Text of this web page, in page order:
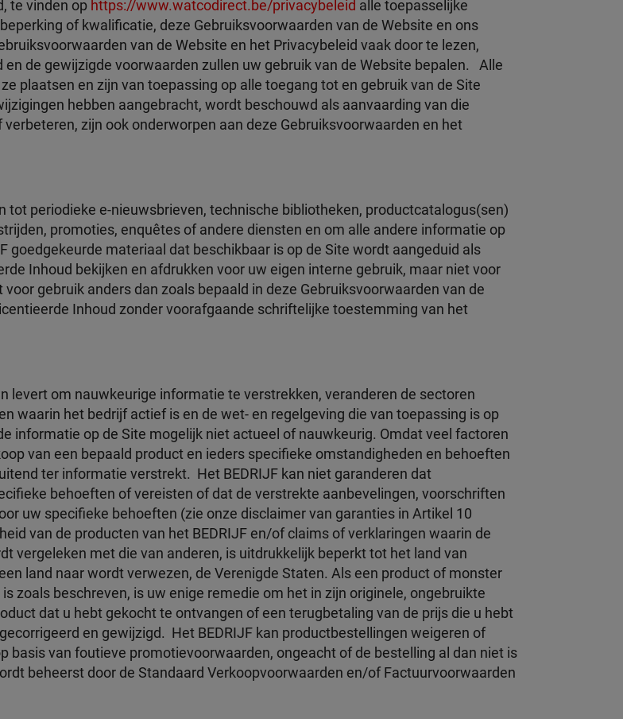
te vinden op https://www.watcodirect.be/privacybeleid alle toepasselijke
of kwalificatie, deze Gebruiksvoorwaarden van de Website en ons
van de Website en het Privacybeleid vaak door te lezen,
de gewijzigde voorwaarden zullen uw gebruik van de Website bepalen. Alle
plaatsen en zijn van toepassing op alle toegang tot en gebruik van de Site
hebben aangebracht, wordt beschouwd als aanvaarding van die
zijn ook onderworpen aan deze Gebruiksvoorwaarden en het
tot periodieke e-nieuwsbrieven, technische bibliotheken, productcatalogus(sen)
promoties, enquêtes of andere diensten en om alle andere informatie op
goedgekeurde materiaal dat beschikbaar is op de Site wordt aangeduid als
Inhoud bekijken en afdrukken voor uw eigen interne gebruik, maar niet voor
gebruik anders dan zoals bepaald in deze Gebruiksvoorwaarden van de
Inhoud zonder voorafgaande schriftelijke toestemming van het
levert om nauwkeurige informatie te verstrekken, veranderen de sectoren
waarin het bedrijf actief is en de wet- en regelgeving die van toepassing is op
informatie op de Site mogelijk niet actueel of nauwkeurig. Omdat veel factoren
van een bepaald product en ieders specifieke omstandigheden en behoeften
ter informatie verstrekt. Het BEDRIJF kan niet garanderen dat
behoeften of vereisten of dat de verstrekte aanbevelingen, voorschriften
uw specifieke behoeften (zie onze disclaimer van garanties in Artikel 10
van de producten van het BEDRIJF en/of claims of verklaringen waarin de
vergeleken met die van anderen, is uitdrukkelijk beperkt tot het land van
land naar wordt verwezen, de Verenigde Staten. Als een product of monster
zoals beschreven, is uw enige remedie om het in zijn originele, ongebruikte
dat u hebt gekocht te ontvangen of een terugbetaling van de prijs die u hebt
en gewijzigd. Het BEDRIJF kan productbestellingen weigeren of
basis van foutieve promotievoorwaarden, ongeacht of de bestelling al dan niet is
beheerst door de Standaard Verkoopvoorwaarden en/of Factuurvoorwaarden